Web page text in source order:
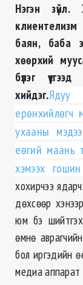
Нэгэн
клиентелизм
баян, баба
хөөрхий
бүлэг
хийдэг.Ядуу
ерөнхийлөгч
ухааны
еөгий маань
хэмээх
хохирчээ
дөхсөөр
юм бэ
өмнө
бол иргэдийн
медиа аппарат